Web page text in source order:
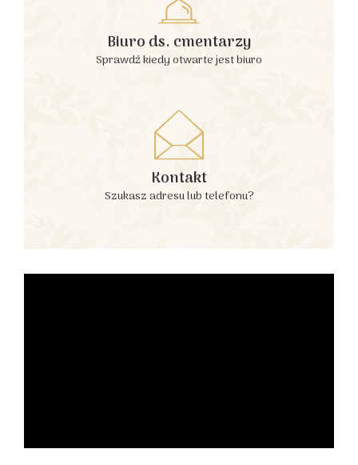
Biuro ds. cmentarzy
Sprawdź kiedy otwarte jest biuro
Kontakt
Szukasz adresu lub telefonu?